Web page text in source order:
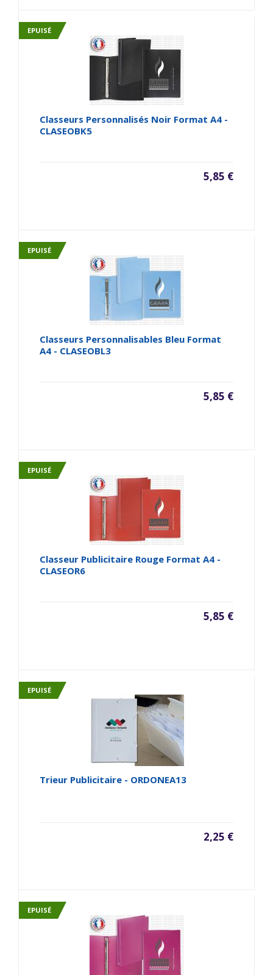
EPUISÉ
Classeurs Personnalisés Noir Format A4 -
CLASEOBK5
5,85 €
EPUISÉ
Classeurs Personnalisables Bleu Format
A4 - CLASEOBL3
5,85 €
EPUISÉ
Classeur Publicitaire Rouge Format A4 -
CLASEOR6
5,85 €
EPUISÉ
Trieur Publicitaire - ORDONEA13
2,25 €
EPUISÉ